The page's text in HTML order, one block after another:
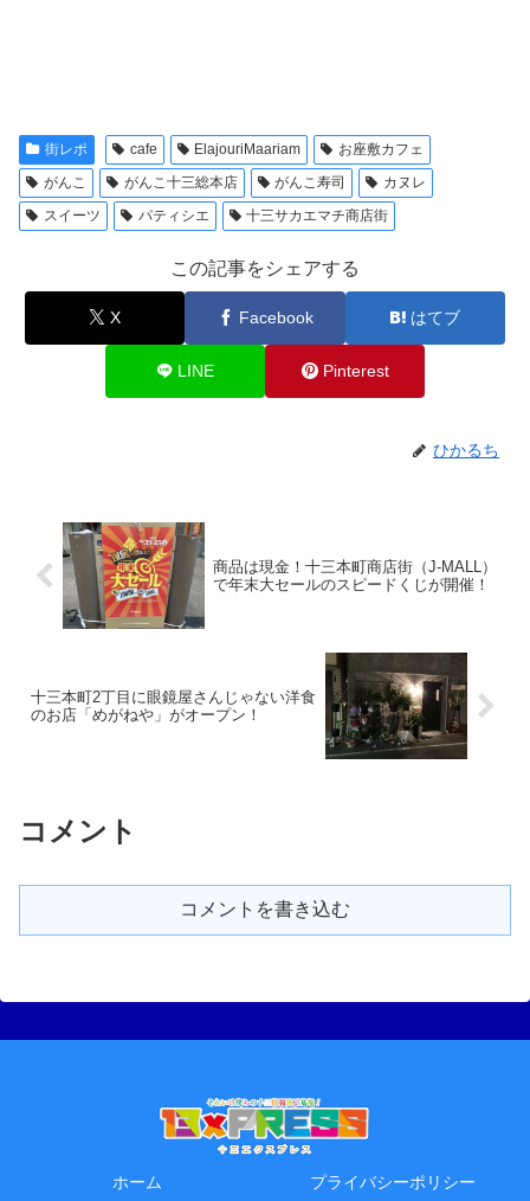
街レポ cafe ElajouriMaariam
お座敷カフェ
がんこ
がんこ十三総本店 がんこ寿司
カヌレ
スイーツ
パティシエ 十三サカエマチ商店街
この記事をシェアする
X Facebook はてブ
LINE Pinterest
ひかるち
商品は現金！十三本町商店街（J-MALL）
で年末大セールのスピードくじが開催！
十三本町2丁目に眼鏡屋さんじゃない洋食
のお店「めがねや」がオープン！
コメント
コメントを書き込む
ホーム プライバシーポリシー